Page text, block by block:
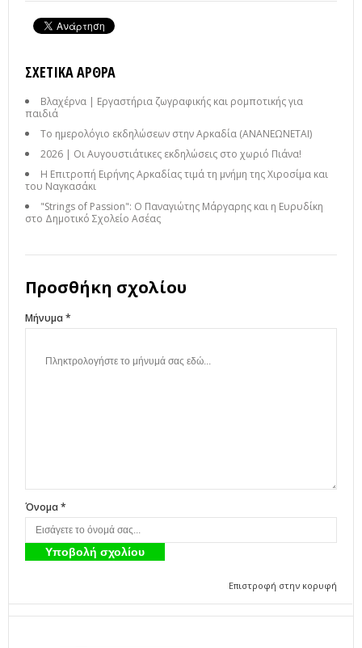
ΣΧΕΤΙΚΆ ΆΡΘΡΑ
Βλαχέρνα | Εργαστήρια ζωγραφικής και ρομποτικής για
παιδιά
Το ημερολόγιο εκδηλώσεων στην Αρκαδία (ΑΝΑΝΕΩΝΕΤΑΙ)
2026 | Οι Αυγουστιάτικες εκδηλώσεις στο χωριό Πιάνα!
Η Επιτροπή Ειρήνης Αρκαδίας τιμά τη μνήμη της Χιροσίμα και
του Ναγκασάκι
"Strings of Passion": Ο Παναγιώτης Μάργαρης και η Ευρυδίκη
στο Δημοτικό Σχολείο Ασέας
Προσθήκη σχολίου
Μήνυμα *
Όνομα *
Επιστροφή στην κορυφή